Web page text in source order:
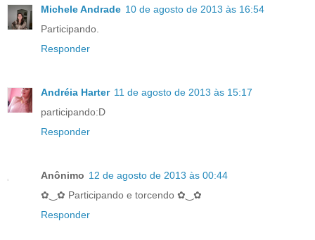
Michele Andrade 10 de agosto de 2013 às 16:54
Participando.
Responder
Andréia Harter 11 de agosto de 2013 às 15:17
participando:D
Responder
Anônimo 12 de agosto de 2013 às 00:44
✿‿✿ Participando e torcendo ✿‿✿
Responder